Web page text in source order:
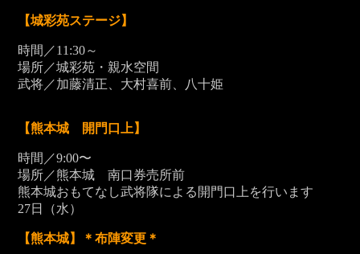
【城彩苑ステージ】
時間／11:30～
場所／城彩苑・親水空間
武将／加藤清正、大村喜前、八十姫
【熊本城 開門口上】
時間／9:00〜
場所／熊本城 南口券売所前
熊本城おもてなし武将隊による開門口上を行います
27日（水）
【熊本城】＊布陣変更＊